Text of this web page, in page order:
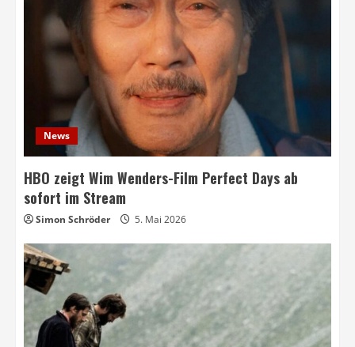
News
HBO zeigt Wim Wenders-Film Perfect Days ab
sofort im Stream
Simon Schröder 5. Mai 2026